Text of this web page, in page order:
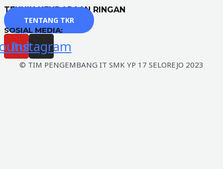
TEKNIK KENDARAAN RINGAN
TENTANG TKR
SOSIAL MEDIA:
Instagram
© TIM PENGEMBANG IT SMK YP 17 SELOREJO 2023